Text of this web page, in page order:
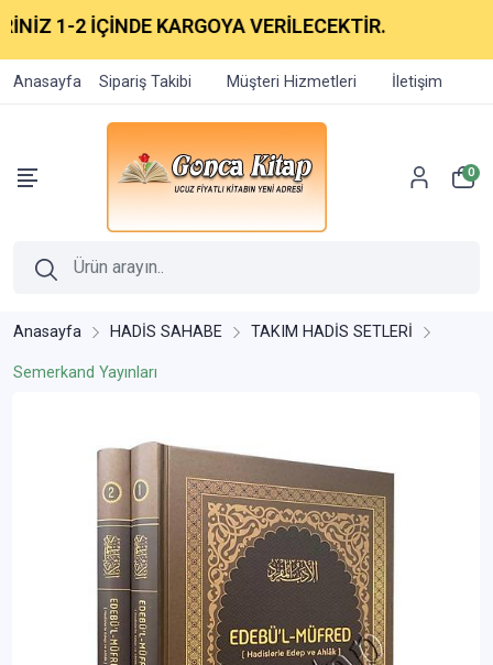
1-2 İÇİNDE KARGOYA VERİLECEKTİR.
Anasayfa Sipariş Takibi Müşteri Hizmetleri İletişim
0
Anasayfa HADİS SAHABE TAKIM HADİS SETLERİ
Semerkand Yayınları